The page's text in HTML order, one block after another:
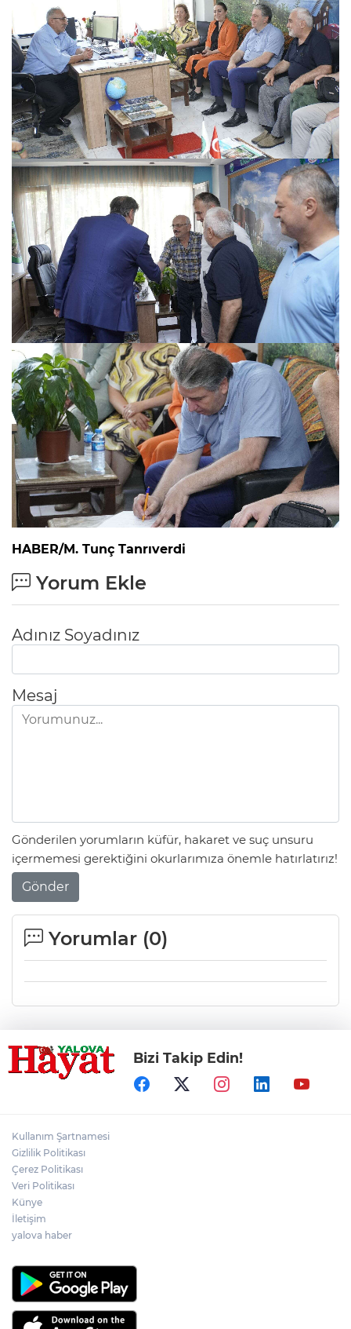
HABER/M. Tunç Tanrıverdi
Yorum Ekle
Adınız Soyadınız
Mesaj
Gönderilen yorumların küfür, hakaret ve suç unsuru
içermemesi gerektiğini okurlarımıza önemle hatırlatırız!
Gönder
Yorumlar (0)
Bizi Takip Edin!
Kullanım Şartnamesi
Gizlilik Politikası
Çerez Politikası
Veri Politikası
Künye
İletişim
yalova haber